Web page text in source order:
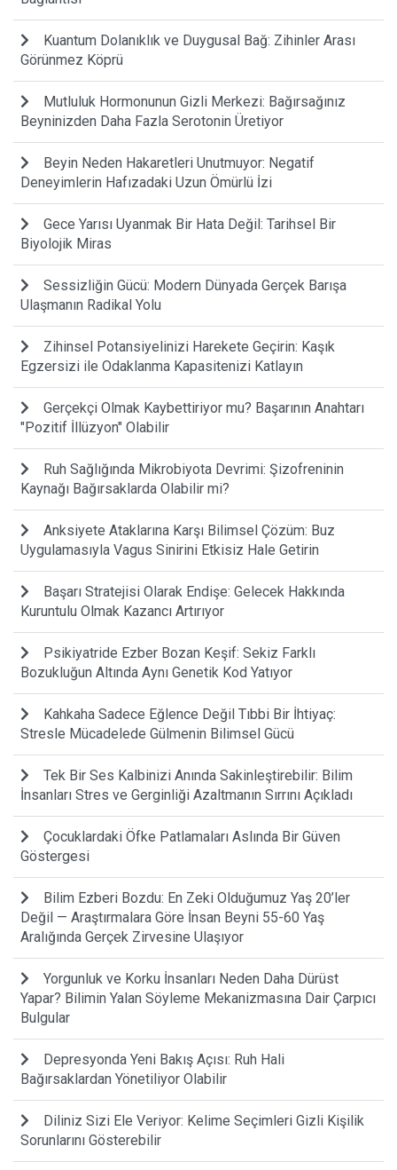
Kuantum Dolanıklık ve Duygusal Bağ: Zihinler Arası
Görünmez Köprü
Mutluluk Hormonunun Gizli Merkezi: Bağırsağınız
Beyninizden Daha Fazla Serotonin Üretiyor
Beyin Neden Hakaretleri Unutmuyor: Negatif
Deneyimlerin Hafızadaki Uzun Ömürlü İzi
Gece Yarısı Uyanmak Bir Hata Değil: Tarihsel Bir
Biyolojik Miras
Sessizliğin Gücü: Modern Dünyada Gerçek Barışa
Ulaşmanın Radikal Yolu
Zihinsel Potansiyelinizi Harekete Geçirin: Kaşık
Egzersizi ile Odaklanma Kapasitenizi Katlayın
Gerçekçi Olmak Kaybettiriyor mu? Başarının Anahtarı
"Pozitif İllüzyon" Olabilir
Ruh Sağlığında Mikrobiyota Devrimi: Şizofreninin
Kaynağı Bağırsaklarda Olabilir mi?
Anksiyete Ataklarına Karşı Bilimsel Çözüm: Buz
Uygulamasıyla Vagus Sinirini Etkisiz Hale Getirin
Başarı Stratejisi Olarak Endişe: Gelecek Hakkında
Kuruntulu Olmak Kazancı Artırıyor
Psikiyatride Ezber Bozan Keşif: Sekiz Farklı
Bozukluğun Altında Aynı Genetik Kod Yatıyor
Kahkaha Sadece Eğlence Değil Tıbbi Bir İhtiyaç:
Stresle Mücadelede Gülmenin Bilimsel Gücü
Tek Bir Ses Kalbinizi Anında Sakinleştirebilir: Bilim
İnsanları Stres ve Gerginliği Azaltmanın Sırrını Açıkladı
Çocuklardaki Öfke Patlamaları Aslında Bir Güven
Göstergesi
Bilim Ezberi Bozdu: En Zeki Olduğumuz Yaş 20’ler
Değil — Araştırmalara Göre İnsan Beyni 55-60 Yaş
Aralığında Gerçek Zirvesine Ulaşıyor
Yorgunluk ve Korku İnsanları Neden Daha Dürüst
Yapar? Bilimin Yalan Söyleme Mekanizmasına Dair Çarpıcı
Bulgular
Depresyonda Yeni Bakış Açısı: Ruh Hali
Bağırsaklardan Yönetiliyor Olabilir
Diliniz Sizi Ele Veriyor: Kelime Seçimleri Gizli Kişilik
Sorunlarını Gösterebilir